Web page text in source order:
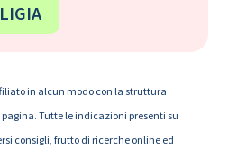
in alcun modo con la struttura
Tutte le indicazioni presenti su
consigli, frutto di ricerche online ed